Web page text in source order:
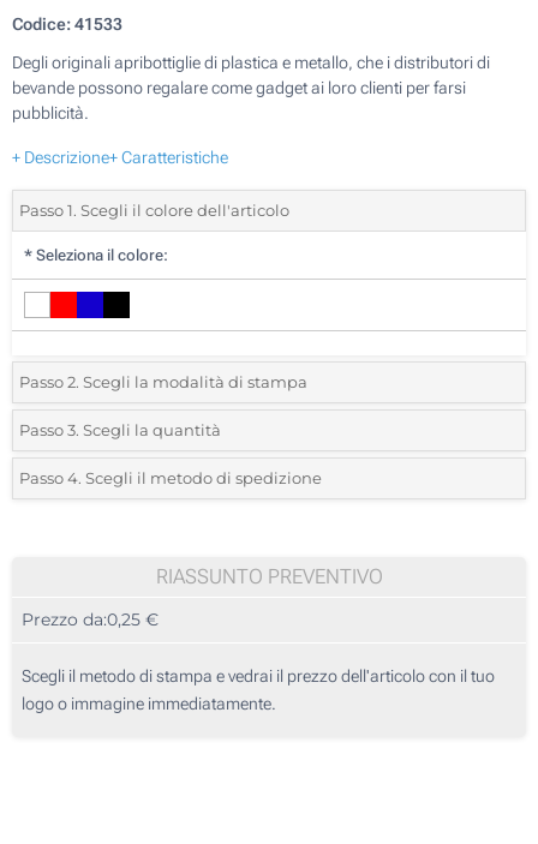
Codice:41533
Degli originali apribottiglie di plastica e metallo, che i distributori di
bevande possono regalare come gadget ai loro clienti per farsi
pubblicità.
+ Descrizione+ Caratteristiche
Passo 1. Scegli il colore dell'articolo
* Seleziona il colore:
Passo 2. Scegli la modalità di stampa
*Seleziona la posizione di stampa e il colore del vostro logo:
1 Colore (Parte superiore)
Passo 3. Scegli la quantità
*Quantità desiderata:
100
250
500
Passo 4. Scegli il metodo di spedizione
RIASSUNTO PREVENTIVO
Prezzo da:0,25 €
Scegli il metodo di stampa e vedrai il prezzo dell'articolo con il tuo
logo o immagine immediatamente.